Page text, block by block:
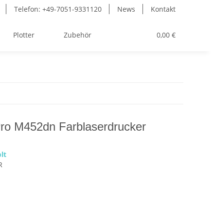
Telefon: +49-7051-9331120 News Kontakt
0,00 €
Plotter Zubehör
M452dn Farblaserdrucker